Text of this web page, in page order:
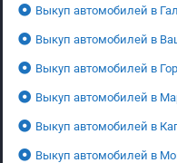
Выкуп автомобилей в
Выкуп автомобилей в
Выкуп автомобилей в
Выкуп автомобилей в
Выкуп автомобилей в
Выкуп автомобилей в